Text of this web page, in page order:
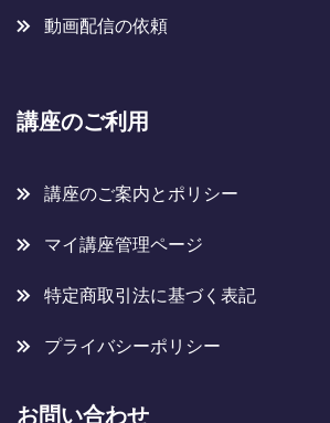
動画配信の依頼
講座のご利用
講座のご案内とポリシー
マイ講座管理ページ
特定商取引法に基づく表記
プライバシーポリシー
お問い合わせ